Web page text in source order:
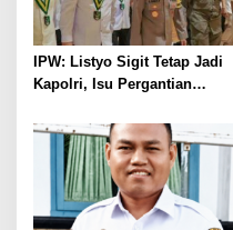
IPW: Listyo Sigit Tetap Jadi
Kapolri, Isu Pergantian
Kawanan Febrie Adriansyah